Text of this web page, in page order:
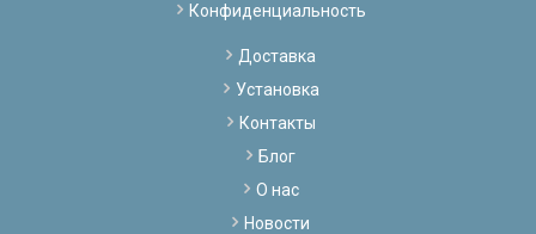
Конфиденциальность
Доставка
Установка
Контакты
Блог
О нас
Новости